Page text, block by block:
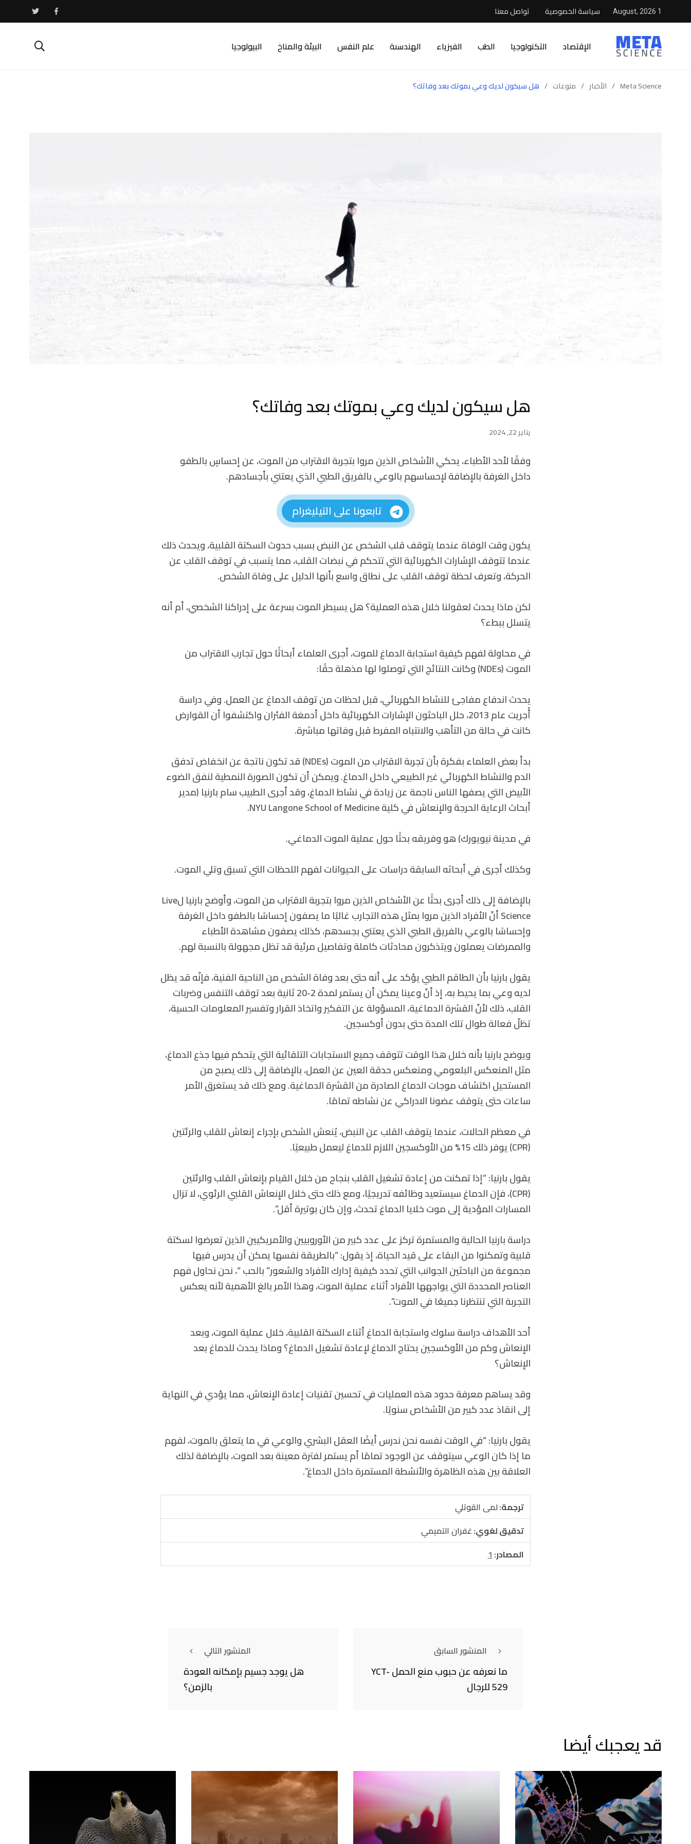
1 August, 2026 سياسة الخصوصية تواصل معنا
الإقتصاد التكنولوجيا الطب الفيزياء الهندسىة علم النفس البيئة والمناخ البيولوجيا
Meta Science
/ الأخبار / منوعات / هل سيكون لديك وعي بموتك بعد وفاتك؟
هل سيكون لديك وعي بموتك بعد وفاتك؟
يناير 22, 2024
وفقًا لأحد الأطباء، يحكي الأشخاص الذين مروا بتجربة الاقتراب من الموت، عن إحساسٍ بالطفو
داخل الغرفة بالإضافة لإحساسهم بالوعي بالفريق الطبي الذي يعتني بأجسادهم.
تابعونا على التيليغرام
يكون وقت الوفاة عندما يتوقف قلب الشخص عن النبض بسبب حدوث السكتة القلبية، ويحدث ذلك
عندما تتوقف الإشارات الكهربائية التي تتحكم في نبضات القلب، مما يتسبب في توقف القلب عن
الحركة، وتعرف لحظة توقف القلب على نطاق واسع بأنها الدليل على وفاة الشخص.
لكن ماذا يحدث لعقولنا خلال هذه العملية؟ هل يسيطر الموت بسرعة على إدراكنا الشخصي، أم أنه
يتسلل ببطء؟
في محاولة لفهم كيفية استجابة الدماغ للموت، أجرى العلماء أبحاثًا حول تجارب الاقتراب من
الموت (NDEs) وكانت النتائج التي توصلوا لها مذهلة حقًا:
يحدث اندفاع مفاجئ للنشاط الكهربائي، قبل لحظات من توقف الدماغ عن العمل. وفي دراسة
أُجريت عام 2013، حلل الباحثون الإشارات الكهربائية داخل أدمغة الفئران واكتشفوا أن القوارض
كانت في حالة من التأهب والانتباه المفرط قبل وفاتها مباشرة.
بدأ بعض العلماء بفكرة بأن تجربة الاقتراب من الموت (NDEs) قد تكون ناتجة عن انخفاض تدفق
الدم والنشاط الكهربائي غير الطبيعي داخل الدماغ. ويمكن أن تكون الصورة النمطية لنفق الضوء
الأبيض التي يصفها الناس ناجمة عن زيادة في نشاط الدماغ، وقد أجرى الطبيب سام بارنيا (مدير
أبحاث الرعاية الحرجة والإنعاش في كلية NYU Langone School of Medicine.
في مدينة نيويورك) هو وفريقه بحثًا حول عملية الموت الدماغي.
وكذلك أجرى في أبحاثه السابقة دراسات على الحيوانات لفهم اللحظات التي تسبق وتلي الموت.
بالإضافة إلى ذلك أجرى بحثًا عن الأشخاص الذين مروا بتجربة الاقتراب من الموت، وأوضح بارنيا لLive
Science أنّ الأفراد الذين مروا بمثل هذه التجارب غالبًا ما يصفون إحساسًا بالطفو داخل الغرفة
وإحساسًا بالوعي بالفريق الطبي الذي يعتني بجسدهم، كذلك يصفون مشاهدة الأطباء
والممرضات يعملون ويتذكرون محادثات كاملة وتفاصيل مرئية قد تظل مجهولة بالنسبة لهم.
يقول بارنيا بأن الطاقم الطبي يؤكد على أنه حتى بعد وفاة الشخص من الناحية الفنية، فإنّه قد يظل
لديه وعي بما يحيط به، إذ أنّ وعينا يمكن أن يستمر لمدة 2-20 ثانية بعد توقف التنفس وضربات
القلب، ذلك لأنّ القشرة الدماغية، المسؤولة عن التفكير واتخاذ القرار وتفسير المعلومات الحسية،
تظلّ فعالة طوال تلك المدة حتى بدون أوكسجين.
ويوضح بارنيا بأنه خلال هذا الوقت تتوقف جميع الاستجابات التلقائية التي يتحكم فيها جذع الدماغ،
مثل المنعكس البلعومي ومنعكس حدقة العين عن العمل، بالإضافة إلى ذلك يصبح من
المستحيل اكتشاف موجات الدماغ الصادرة من القشرة الدماغية. ومع ذلك قد يستغرق الأمر
ساعات حتى يتوقف عضونا الادراكي عن نشاطه تمامًا.
في معظم الحالات، عندما يتوقف القلب عن النبض، يُنعش الشخص بإجراء إنعاش للقلب والرئتين
(CPR) يوفر ذلك 15% من الأوكسجين اللازم للدماغ ليعمل طبيعيًا.
يقول بارنيا: “إذا تمكنت من إعادة تشغيل القلب بنجاح من خلال القيام بإنعاش القلب والرئتين
(CPR)، فإن الدماغ سيستعيد وظائفه تدريجيًا، ومع ذلك حتى خلال الإنعاش القلبي الرئوي، لا تزال
المسارات المؤدية إلى موت خلايا الدماغ تحدث، وإن كان بوتيرة أقل”.
دراسة بارنيا الحالية والمستمرة تركز على عدد كبير من الأوروبيين والأمريكيين الذين تعرضوا لسكتة
قلبية وتمكنوا من البقاء على قيد الحياة، إذ يقول: “بالطريقة نفسها يمكن أن يدرس فيها
مجموعة من الباحثين الجوانب التي تحدد كيفية إدارك الأفراد والشعور” بالحب “، نحن نحاول فهم
العناصر المحددة التي يواجهها الأفراد أثناء عملية الموت، وهذا الأمر بالغ الأهمية لأنه يعكس
التجربة التي تنتظرنا جميعًا في الموت”.
أحد الأهداف دراسة سلوك واستجابة الدماغ أثناء السكتة القلبية، خلال عملية الموت، وبعد
الإنعاش وكم من الأوكسجين يحتاج الدماغ لإعادة تشغيل الدماغ؟ وماذا يحدث للدماغ بعد
الإنعاش؟
وقد يساهم معرفة حدود هذه العمليات في تحسين تقنيات إعادة الإنعاش، مما يؤدي في النهاية
إلى انقاذ عدد كبير من الأشخاص سنويًا.
يقول بارنيا: “في الوقت نفسه نحن ندرس أيضًا العقل البشري والوعي في ما يتعلق بالموت، لفهم
ما إذا كان الوعي سيتوقف عن الوجود تمامًا أم يستمر لفترة معينة بعد الموت، بالإضافة لذلك
العلاقة بين هذه الظاهرة والأنشطة المستمرة داخل الدماغ”.
ترجمة:لمى القوتلي
تدقيق لغوي:غفران التميمي
المصادر:1
المنشور السابق
ما نعرفه عن حبوب منع الحمل YCT-
529 للرجال
المنشور التالي
هل يوجد جسيم بإمكانه العودة
بالزمن؟
قد يعجبك أيضا